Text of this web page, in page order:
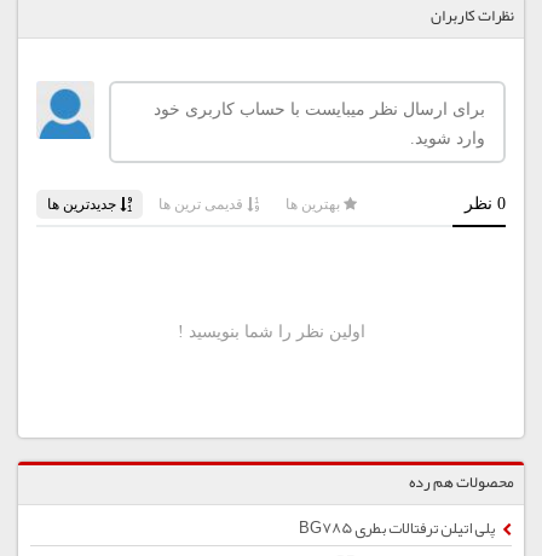
نظرات کاربران
محصولات هم رده
پلی اتیلن ترفتالات بطری BG785